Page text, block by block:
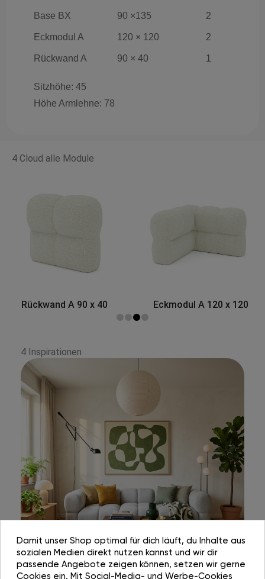
Base BX 90 ×135 2
Eckmodul A 120 × 120 2
Rückwand A 90 × 40 1
Sitzhöhe: 45
Höhe Armlehne: 78
4 Cloud alle Module
Eckmodul A 120 x 120 Base AX 90 x 90
4 Inspirationen
Damit unser Shop optimal für dich läuft, du Inhalte aus
sozialen Medien direkt nutzen kannst und wir dir
passende Angebote zeigen können, setzen wir gerne
Cookies ein. Mit Social-Media- und Werbe-Cookies